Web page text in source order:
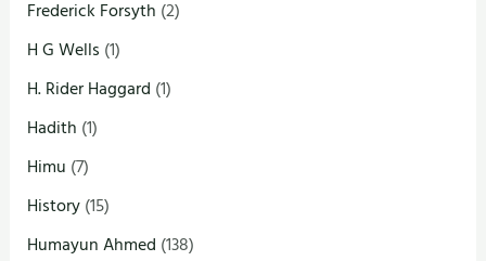
Frederick Forsyth (2)
H G Wells (1)
H. Rider Haggard (1)
Hadith (1)
Himu (7)
History(15)
Humayun Ahmed (138)